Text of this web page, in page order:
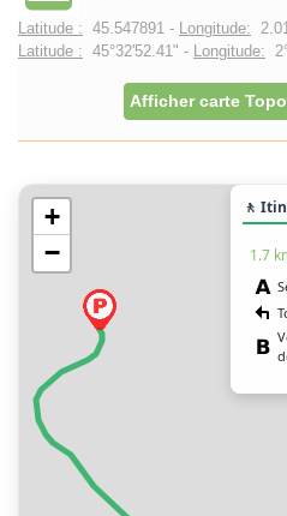
Latitude : 45.547891 - Longitude:
Latitude : 45°32'52.41" - Longitude:
Afficher carte
+
−
🚶
1.7